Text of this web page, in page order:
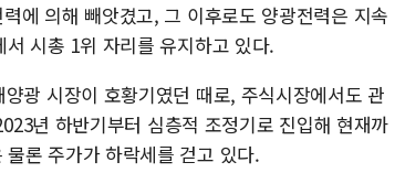
에 의해 빼앗겼고, 그 이후로도 양광전력은 지속
시총 1위 자리를 유지하고 있다.
광 시장이 호황기였던 때로, 주식시장에서도 관
년 하반기부터 심층적 조정기로 진입해 현재까
론 주가가 하락세를 걷고 있다.